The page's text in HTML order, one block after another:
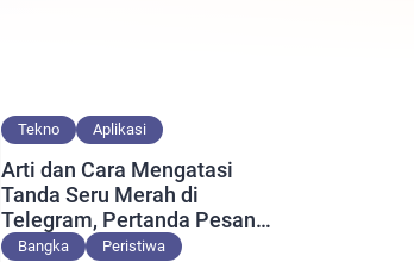
Tekno Aplikasi
Arti dan Cara Mengatasi
Tanda Seru Merah di
Telegram, Pertanda Pesan
Gagal Terkirim?
Bangka Peristiwa